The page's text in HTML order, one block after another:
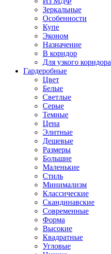
Зеркальные
Особенности
Купе
Эконом
Назначение
В коридор
Для узкого коридора
Гардеробные
Цвет
Белые
Светлые
Серые
Темные
Цена
Элитные
Дешевые
Размеры
Большие
Маленькие
Стиль
Минимализм
Классические
Скандинавские
Современные
Форма
Высокие
Квадратные
Угловые